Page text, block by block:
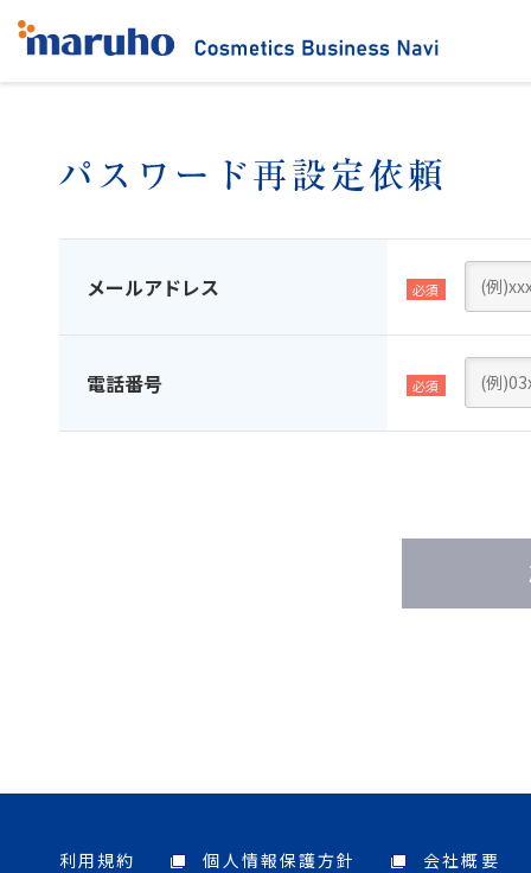
メールアドレス
電話番号
利用規約 個人情報保護方針 会社概要